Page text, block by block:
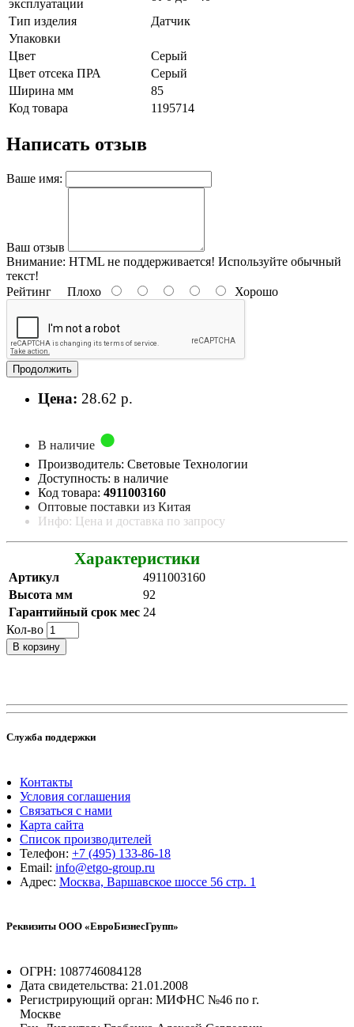
эксплуатации
Тип изделия
Датчик
Упаковки
Цвет
Серый
Цвет отсека ПРА
Серый
Ширина мм
85
Код товара
1195714
Написать отзыв
Ваше имя:
Ваш отзыв
Внимание: HTML не поддерживается! Используйте обычный
текст!
Рейтинг Плохо Хорошо
Продолжить
Цена: 28.62 р.
В наличие
Производитель: Световые Технологии
Доступность: в наличие
Код товара: 4911003160
Оптовые поставки из Китая
Инфо: Цена и доставка по запросу
Характеристики
Артикул
4911003160
Высота мм
92
Гарантийный срок мес 24
Кол-во
В корзину
Служба поддержки
Контакты
Условия соглашения
Связаться с нами
Карта сайта
Список производителей
Телефон: +7 (495) 133-86-18
Email: info@etgo-group.ru
Адрес: Москва, Варшавское шоссе 56 стр. 1
Реквизиты ООО «ЕвроБизнесГрупп»
ОГРН: 1087746084128
Дата свидетельства: 21.01.2008
Регистрирующий орган: МИФНС №46 по г.
Москве